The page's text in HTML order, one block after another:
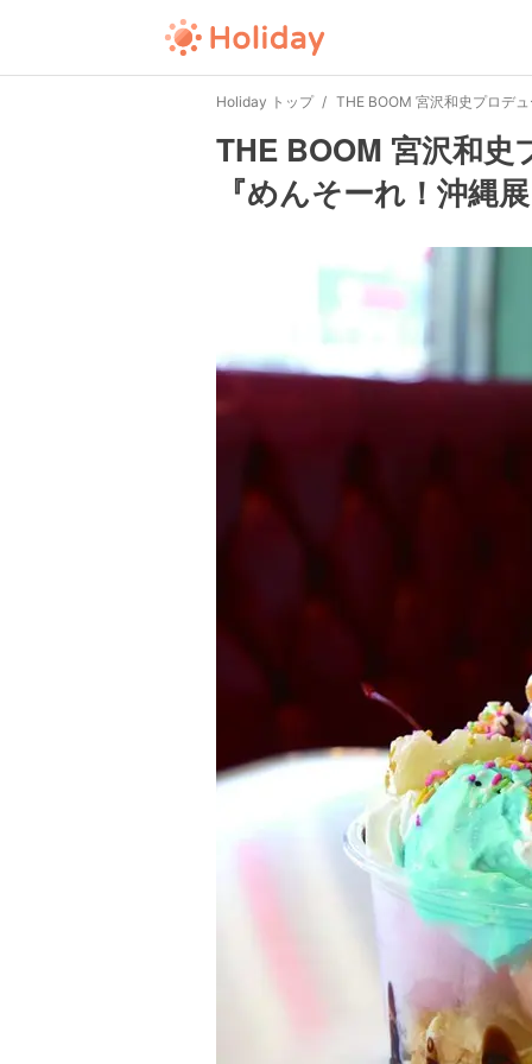
Holiday トップ THE BOOM 宮沢和史プロデ
THE BOOM 宮沢和
『めんそーれ！沖縄